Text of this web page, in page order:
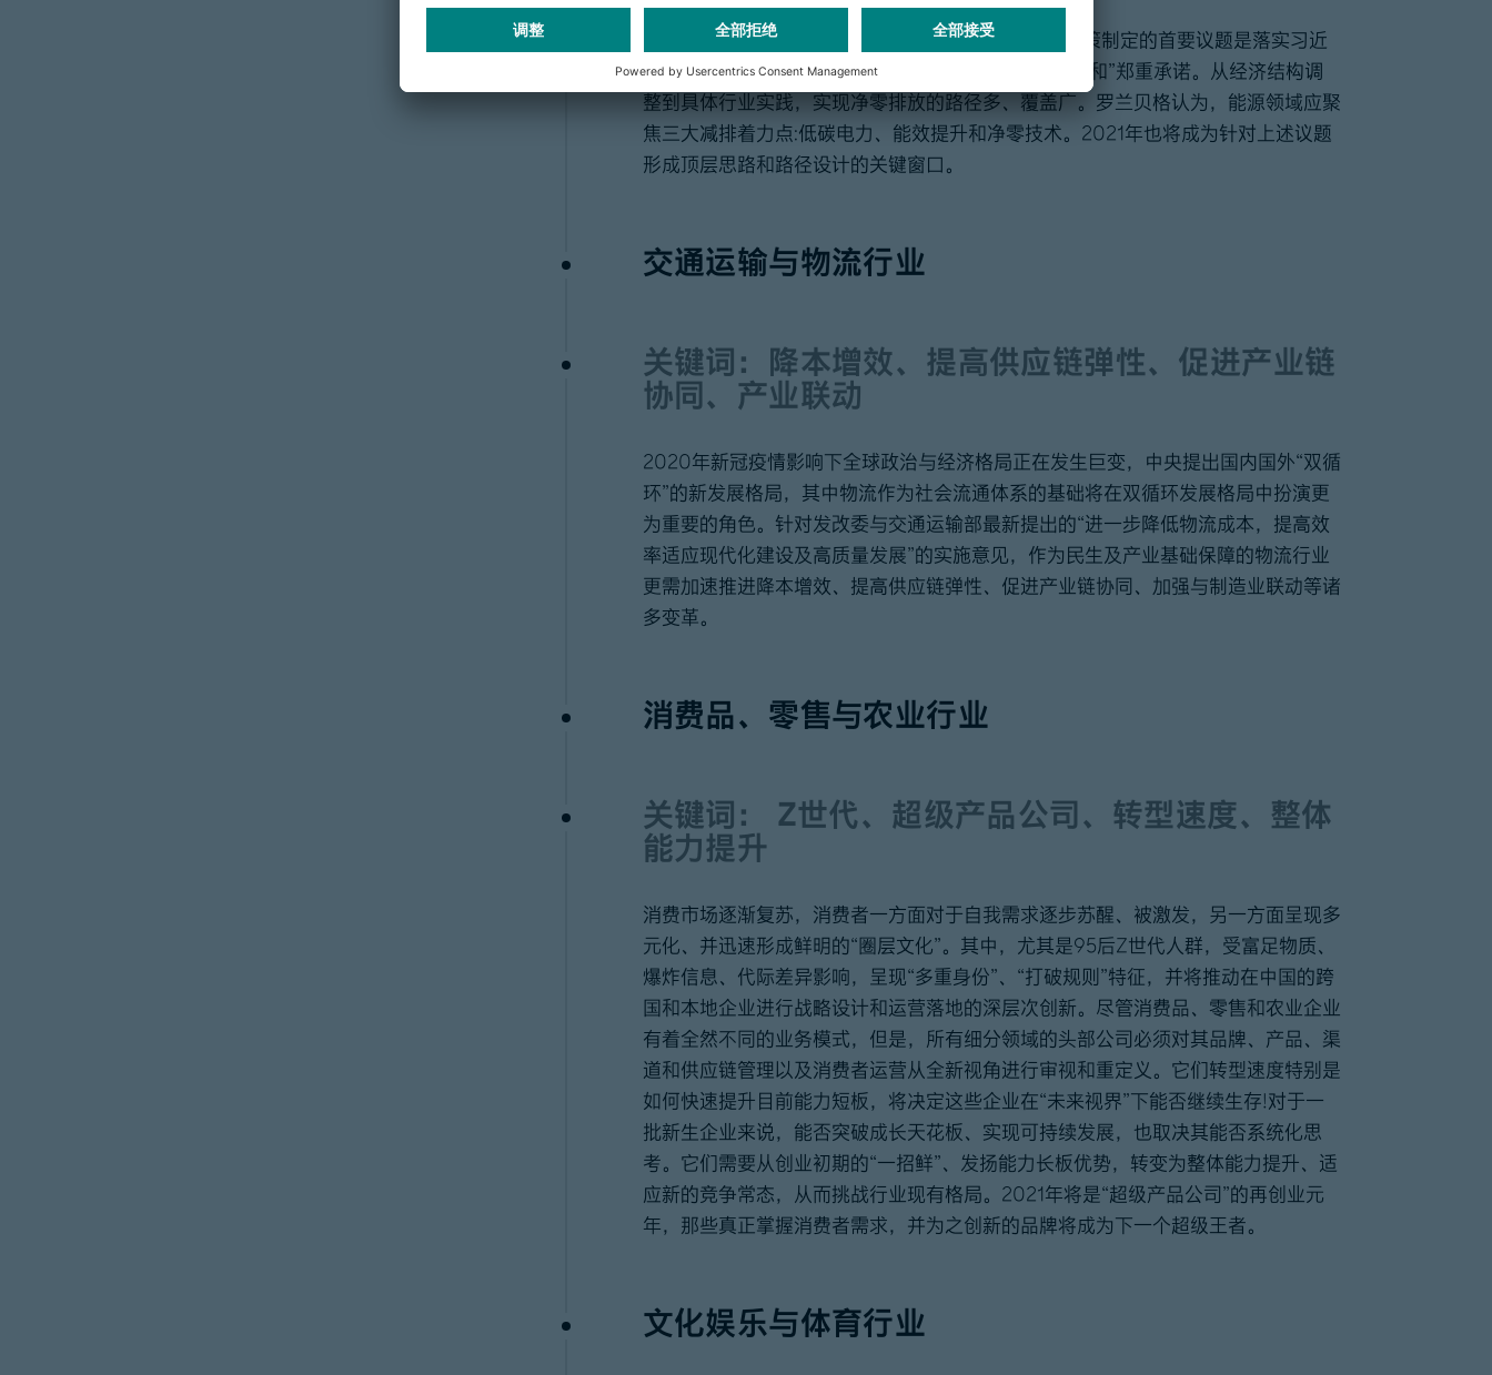
2021年将是未来五年国家能源战略定调之年。能源政策制定的首要议题是落实习近
平主席2020年9月在联大会议上做出的“碳达峰、碳中和”郑重承诺。从经济结构调
整到具体行业实践，实现净零排放的路径多、覆盖广。罗兰贝格认为，能源领域应聚
焦三大减排着力点:低碳电力、能效提升和净零技术。2021年也将成为针对上述议题
形成顶层思路和路径设计的关键窗口。
交通运输与物流行业
关键词：降本增效、提高供应链弹性、促进产业链
协同、产业联动
2020年新冠疫情影响下全球政治与经济格局正在发生巨变，中央提出国内国外“双循
环”的新发展格局，其中物流作为社会流通体系的基础将在双循环发展格局中扮演更
为重要的角色。针对发改委与交通运输部最新提出的“进一步降低物流成本，提高效
率适应现代化建设及高质量发展”的实施意见，作为民生及产业基础保障的物流行业
更需加速推进降本增效、提高供应链弹性、促进产业链协同、加强与制造业联动等诸
多变革。
消费品、零售与农业行业
关键词： Z世代、超级产品公司、转型速度、整体
能力提升
消费市场逐渐复苏，消费者一方面对于自我需求逐步苏醒、被激发，另一方面呈现多
元化、并迅速形成鲜明的“圈层文化”。其中，尤其是95后Z世代人群，受富足物质、
爆炸信息、代际差异影响，呈现“多重身份”、“打破规则”特征，并将推动在中国的跨
国和本地企业进行战略设计和运营落地的深层次创新。尽管消费品、零售和农业企业
有着全然不同的业务模式，但是，所有细分领域的头部公司必须对其品牌、产品、渠
道和供应链管理以及消费者运营从全新视角进行审视和重定义。它们转型速度特别是
如何快速提升目前能力短板，将决定这些企业在“未来视界”下能否继续生存!对于一
批新生企业来说，能否突破成长天花板、实现可持续发展，也取决其能否系统化思
考。它们需要从创业初期的“一招鲜”、发扬能力长板优势，转变为整体能力提升、适
应新的竞争常态，从而挑战行业现有格局。2021年将是“超级产品公司”的再创业元
年，那些真正掌握消费者需求，并为之创新的品牌将成为下一个超级王者。
文化娱乐与体育行业